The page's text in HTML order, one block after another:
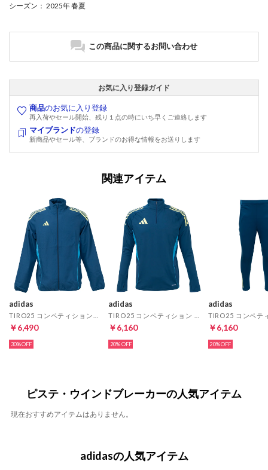
シーズン ： 2025年 春夏
この商品に関するお問い合わせ
お気に入り登録ガイド
商品のお気に入り登録
再入荷やセール開始、残り１点の時にいち早くご連絡します
マイブランドの登録
新商品やセール等、ブランドのお得な情報をお送りします
関連アイテム
adidas
￥6,490
30%
adidas
￥6,160
20%
adidas
￥6,160
20%
ピステ・ウインドブレーカーの人気アイテム
現在おすすめアイテムはありません。
adidasの人気アイテム